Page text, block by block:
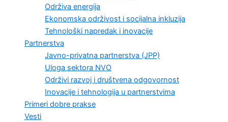
Održiva energija
Ekonomska održivost i socijalna inkluzija
Tehnološki napredak i inovacije
Partnerstva
Javno-privatna partnerstva (JPP)
Uloga sektora NVO
Održivi razvoj i društvena odgovornost
Inovacije i tehnologija u partnerstvima
Primeri dobre prakse
Vesti